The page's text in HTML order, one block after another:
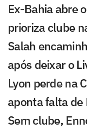
Ex-Bahia abre
prioriza clube
Salah
após deixar o
Lyon perde na
aponta falta de
Sem clube,